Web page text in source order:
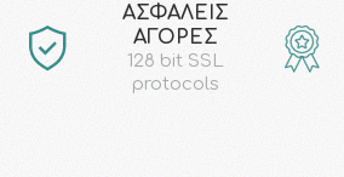
AΣΦΑΛΕΙΣ
ΑΓΟΡΕΣ
128 bit SSL
protocols